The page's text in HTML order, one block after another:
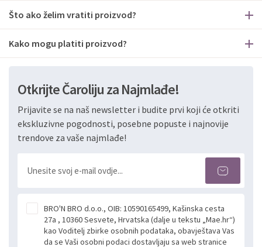
Što ako želim vratiti proizvod?
Kako mogu platiti proizvod?
Otkrijte Čaroliju za Najmlađe!
Prijavite se na naš newsletter i budite prvi koji će otkriti
ekskluzivne pogodnosti, posebne popuste i najnovije
trendove za vaše najmlađe!
BRO'N BRO d.o.o., OIB: 10590165499, Kašinska cesta
27a , 10360 Sesvete, Hrvatska (dalje u tekstu „Mae.hr“)
kao Voditelj zbirke osobnih podataka, obavještava Vas
da se Vaši osobni podaci dostavljaju sa web stranice